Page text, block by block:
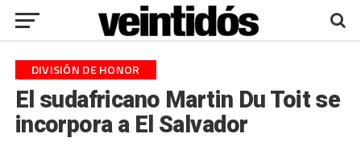
DIVISIÓN DE HONOR
El sudafricano Martin Du Toit se
incorpora a El Salvador